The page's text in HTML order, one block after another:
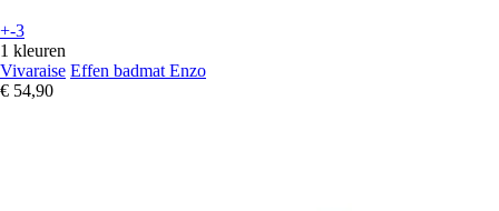
+-3
1 kleuren
Vivaraise Effen badmat Enzo
€ 54,90